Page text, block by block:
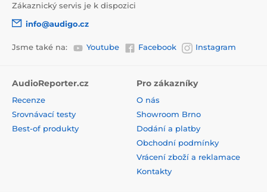
Zákaznický servis je k dispozici
info@audigo.cz
Jsme také na: Youtube Facebook Instagram
AudioReporter.cz
Recenze
Srovnávací testy
Best-of produkty
Pro zákazníky
O nás
Showroom Brno
Dodání a platby
Obchodní podmínky
Vrácení zboží a reklamace
Kontakty